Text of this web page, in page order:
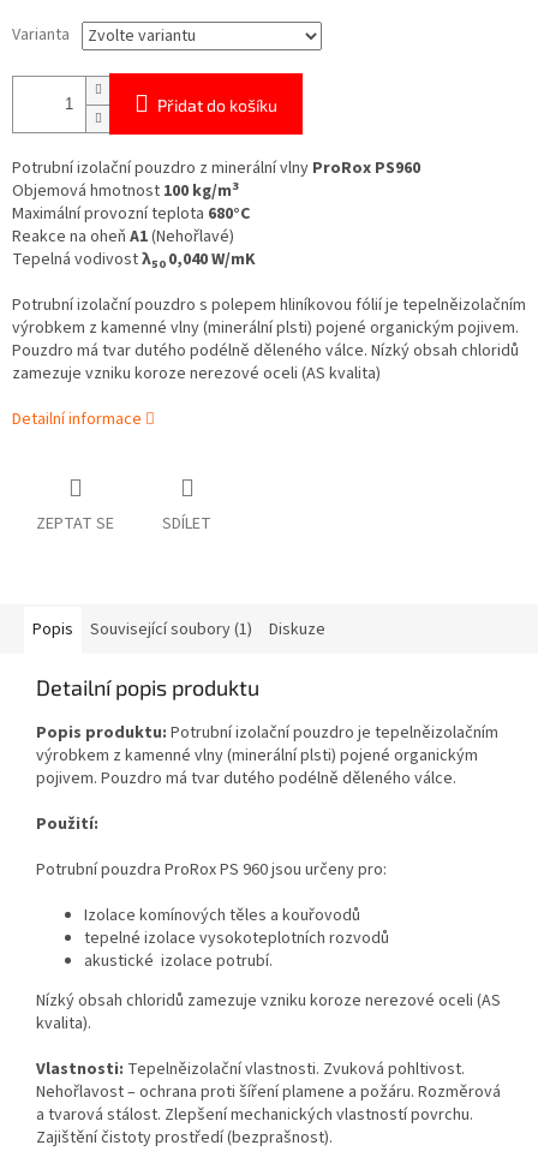
Varianta
Přidat do košíku
Potrubní izolační pouzdro z minerální vlny ProRox PS960
Objemová hmotnost 100 kg/m3
Maximální provozní teplota 680°C
Reakce na oheň A1(Nehořlavé)
Tepelná vodivostλ50 0,040 W/mK
Potrubní izolační pouzdro s polepem hliníkovou fólií je tepelněizolačním
výrobkem z kamenné vlny (minerální plsti) pojené organickým pojivem.
Pouzdro má tvar dutého podélně děleného válce. Nízký obsah chloridů
zamezuje vzniku koroze nerezové oceli (AS kvalita)
Detailní informace
ZEPTAT SE SDÍLET
Popis Související soubory (1) Diskuze
Detailní popis produktu
Popis produktu: Potrubní izolační pouzdro je tepelněizolačním
výrobkem z kamenné vlny (minerální plsti) pojené organickým
pojivem. Pouzdro má tvar dutého podélně děleného válce.
Použití:
Potrubní pouzdra ProRox PS 960 jsou určeny pro:
Izolace komínových těles a kouřovodů
tepelné izolace vysokoteplotních rozvodů
akustické izolace potrubí.
Nízký obsah chloridů zamezuje vzniku koroze nerezové oceli (AS
kvalita).
Vlastnosti: Tepelněizolační vlastnosti. Zvuková pohltivost.
Nehořlavost – ochrana proti šíření plamene a požáru. Rozměrová
a tvarová stálost. Zlepšení mechanických vlastností povrchu.
Zajištění čistoty prostředí (bezprašnost).